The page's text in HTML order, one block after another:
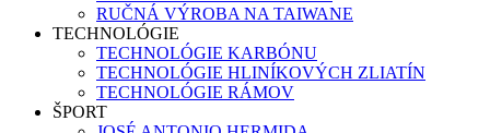
RUČNÁ VÝROBA NA TAIWANE
TECHNOLÓGIE
TECHNOLÓGIE KARBÓNU
TECHNOLÓGIE HLINÍKOVÝCH ZLIATÍN
TECHNOLÓGIE RÁMOV
ŠPORT